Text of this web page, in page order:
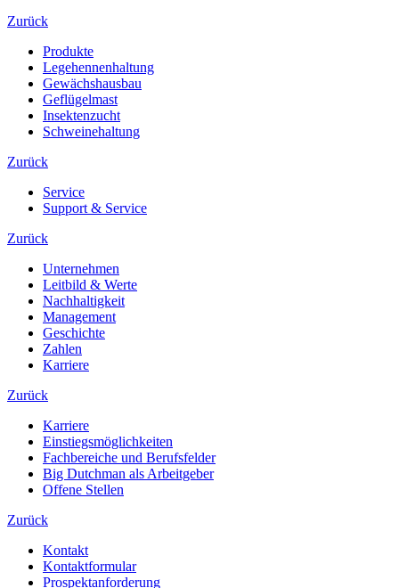
Zurück
Produkte
Legehennenhaltung
Gewächshausbau
Geflügelmast
Insektenzucht
Schweinehaltung
Zurück
Service
Support & Service
Zurück
Unternehmen
Leitbild & Werte
Nachhaltigkeit
Management
Geschichte
Zahlen
Karriere
Zurück
Karriere
Einstiegsmöglichkeiten
Fachbereiche und Berufsfelder
Big Dutchman als Arbeitgeber
Offene Stellen
Zurück
Kontakt
Kontaktformular
Prospektanforderung